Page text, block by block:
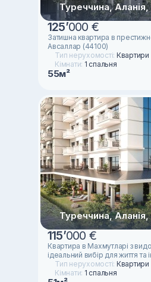
Туреччина,
125’000 €
Затишна квартира в
Авсаллар (44100)
Тип нерухомості: Квартири
Кімнати: 1 спальня
55м²
Туреччина,
115’000 €
Квартира в Махмутларі з
ідеальний вибір для життя та
Тип нерухомості: Квартири
Кімнати: 1 спальня